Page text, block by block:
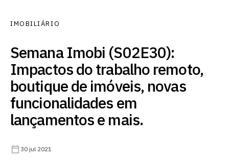
IMOBILIÁRIO
Semana Imobi (S02E30):
Impactos do trabalho remoto,
boutique de imóveis, novas
funcionalidades em
lançamentos e mais.
30 jul 2021